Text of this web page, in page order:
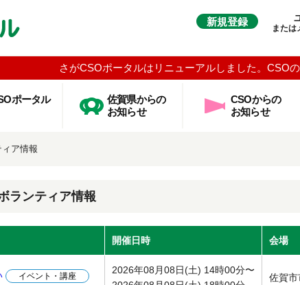
新規登録
または
さがCSOポータルはリニューアルしました。CSO
ポータル
佐賀県からの
お知らせ
CSOからの
お知らせ
ア情報
ランティア情報
開催日時 会場
イベント・講座
2026年08月08日(土) 14時00分〜
佐賀